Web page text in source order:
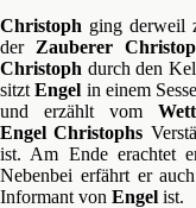
Christoph ging derweil
der Zauberer
Christoph durch den
sitztEngel in einem
und erzählt vom
Engel Christophs
ist. Am Ende erachtet
Nebenbei erfährt er
Informant von Engel ist.